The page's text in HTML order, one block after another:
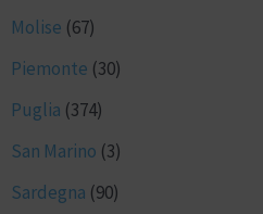
Molise (67)
Piemonte (30)
Puglia (374)
San Marino (3)
Sardegna (90)